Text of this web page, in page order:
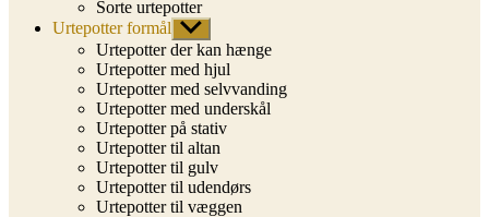
Sorte urtepotter
Urtepotter formål Vis
undermenu
Urtepotter der kan hænge
Urtepotter med hjul
Urtepotter med selvvanding
Urtepotter med underskål
Urtepotter på stativ
Urtepotter til altan
Urtepotter til gulv
Urtepotter til udendørs
Urtepotter til væggen